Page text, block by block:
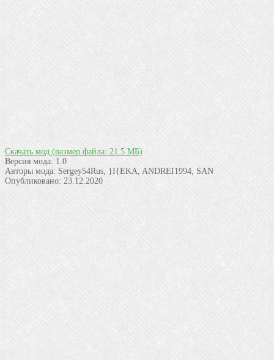
Скачать мод(размер файла: 21.5 МБ)
Версия мода: 1.0
Авторы мода: Sergey54Rus, }I{EKA, ANDREI1994, SAN
Опубликовано: 23.12.2020